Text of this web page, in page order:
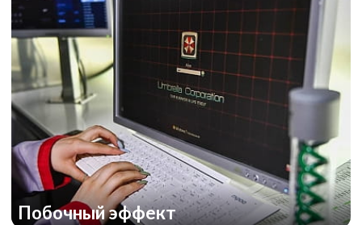
Побочный эффект